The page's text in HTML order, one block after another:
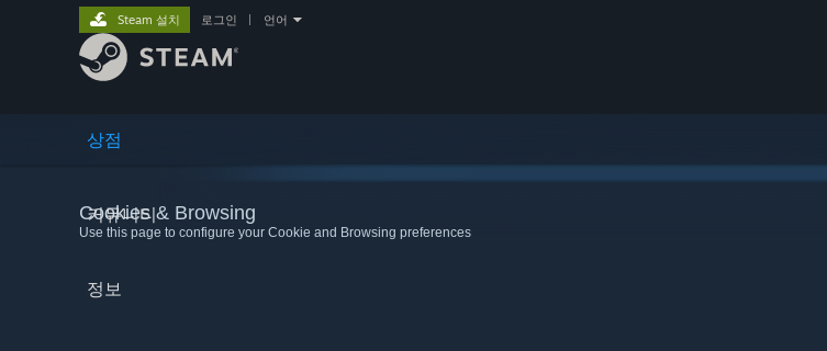
상점
커뮤니티
정보
Steam 설치 로그인 언어
Cookies & Browsing
Use this page to configure your Cookie and Browsing preferences